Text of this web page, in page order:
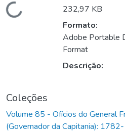
Carregando...
232,97 KB
Formato:
Adobe Portable
Format
Descrição:
Coleções
Volume 85 - Ofícios do General
(Governador da Capitania):